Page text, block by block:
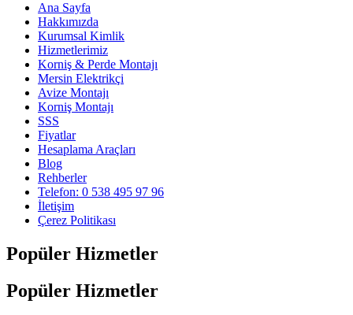
Ana Sayfa
Hakkımızda
Kurumsal Kimlik
Hizmetlerimiz
Korniş & Perde Montajı
Mersin Elektrikçi
Avize Montajı
Korniş Montajı
SSS
Fiyatlar
Hesaplama Araçları
Blog
Rehberler
Telefon: 0 538 495 97 96
İletişim
Çerez Politikası
Popüler Hizmetler
Popüler Hizmetler